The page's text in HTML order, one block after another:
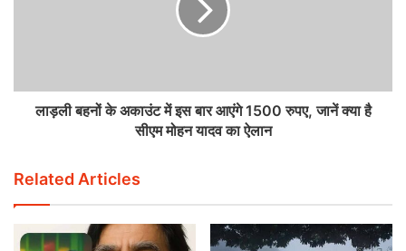
लाड़ली बहनों के अकाउंट में इस बार आएंगे 1500 रुपए, जानें क्या है
सीएम मोहन यादव का ऐलान
Related Articles